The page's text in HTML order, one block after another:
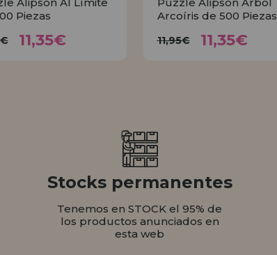
Piezas
11,35€
Arcoíris de 500 Piezas
11,95€ 11,35€
Stocks permanentes
Tenemos en STOCK el 95% de
los productos anunciados en
esta web